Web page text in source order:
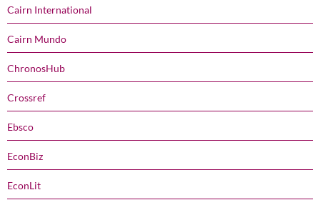
Cairn International
Cairn Mundo
ChronosHub
Crossref
Ebsco
EconBiz
EconLit